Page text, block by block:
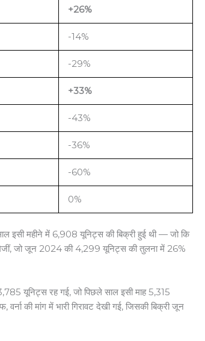
+26%
-14%
-29%
+33%
-43%
-36%
-60%
0%
इसी महीने में 6,908 यूनिट्स की बिक्री हुई थी — जो कि
जो जून 2024 की 4,299 यूनिट्स की तुलना में 26%
यूनिट्स रह गई, जो पिछले साल इसी माह 5,315
की मांग में भारी गिरावट देखी गई, जिसकी बिक्री जून